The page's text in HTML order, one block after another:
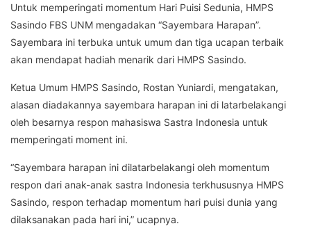
Untuk memperingati momentum Hari Puisi Sedunia, HMPS
Sasindo FBS UNM mengadakan “Sayembara Harapan”.
Sayembara ini terbuka untuk umum dan tiga ucapan terbaik
akan mendapat hadiah menarik dari HMPS Sasindo.
Ketua Umum HMPS Sasindo, Rostan Yuniardi, mengatakan,
alasan diadakannya sayembara harapan ini di latarbelakangi
oleh besarnya respon mahasiswa Sastra Indonesia untuk
memperingati moment ini.
“Sayembara harapan ini dilatarbelakangi oleh momentum
respon dari anak-anak sastra Indonesia terkhususnya HMPS
Sasindo, respon terhadap momentum hari puisi dunia yang
dilaksanakan pada hari ini,” ucapnya.